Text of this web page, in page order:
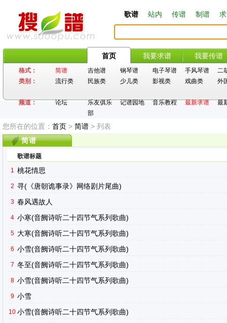
歌谱 站内 传谱 制谱
首页 我要求谱 我要传谱
格式： 简谱 吉他谱 钢琴谱 电子琴谱 手风琴谱
二
类别：
流行类 民族类 少儿类 影视类 戏曲类 外
频道： 论坛
乐友俱乐
部
记谱园地 音乐教程 最新求谱 最
您所在的位置： 首页 > 简谱 > 列表
简谱
歌谱标题
1 桃花情思
2 寻(《唐朝诡事录》网络剧片尾曲)
3 春风遇故人
4 小寒(音阙诗听二十四节气系列歌曲)
5 大寒(音阙诗听二十四节气系列歌曲)
6 小雪(音阙诗听二十四节气系列歌曲)
7 冬至(音阙诗听二十四节气系列歌曲)
8 小雪(音阙诗听二十四节气系列歌曲)
9 小雪
10 小雪(音阙诗听二十四节气系列歌曲)